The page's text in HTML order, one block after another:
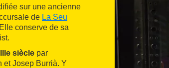
sur une ancienne
de La Seu
conserve de sa
siècle par
et Josep Burrià. Y